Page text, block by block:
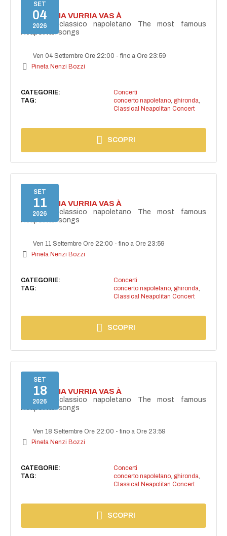
SET
04
2026
I'TE VURRIA VURRIA VAS À
Concerto classico napoletano The most famous
Neapolitan songs
Ven 04 Settembre Ore 22:00 -fino a Ore 23:59
Pineta Nenzi Bozzi
CATEGORIE:
Concerti
TAG:
concerto napoletano, ghironda,
Classical Neapolitan Concert
SCOPRI
SET
11
2026
I'TE VURRIA VURRIA VAS À
Concerto classico napoletano The most famous
Neapolitan songs
Ven 11 Settembre Ore 22:00 -fino a Ore 23:59
Pineta Nenzi Bozzi
CATEGORIE:
Concerti
TAG:
concerto napoletano, ghironda,
Classical Neapolitan Concert
SCOPRI
SET
18
2026
I'TE VURRIA VURRIA VAS À
Concerto classico napoletano The most famous
Neapolitan songs
Ven 18 Settembre Ore 22:00 -fino a Ore 23:59
Pineta Nenzi Bozzi
CATEGORIE:
Concerti
TAG:
concerto napoletano, ghironda,
Classical Neapolitan Concert
SCOPRI